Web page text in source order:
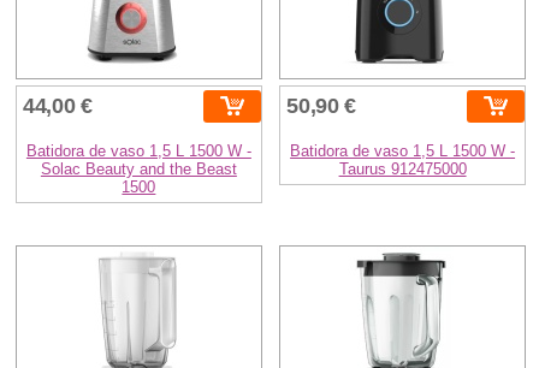
44,00 €
Batidora de vaso 1,5 L 1500 W -
Solac Beauty and the Beast
1500
50,90 €
Batidora de vaso 1,5 L 1500 W -
Taurus 912475000